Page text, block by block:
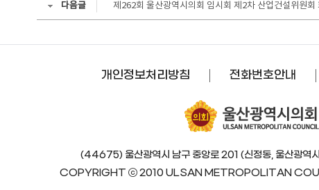
다음글 제262회 울산광역시의회 임시회 제2차 산업건설위원회
개인정보처리방침 전화번호안내
(44675) 울산광역시 남구 중앙로 201 (신정동, 울산광역
COPYRIGHT ⓒ 2010 ULSAN METROPOLITAN